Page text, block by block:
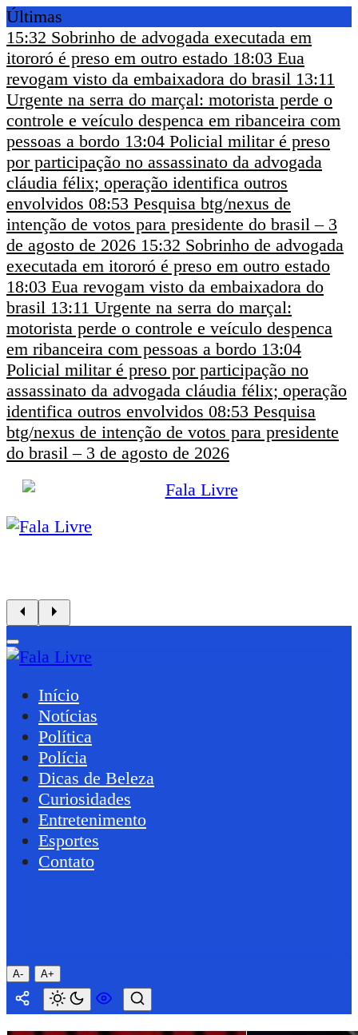
Últimas
15:32 Sobrinho de advogada executada em
itororó é preso em outro estado 18:03 Eua
revogam visto da embaixadora do brasil 13:11
Urgente na serra do marçal: motorista perde o
controle e veículo despenca em ribanceira com
pessoas a bordo 13:04 Policial militar é preso
por participação no assassinato da advogada
cláudia félix; operação identifica outros
envolvidos 08:53 Pesquisa btg/nexus de
intenção de votos para presidente do brasil – 3
de agosto de 2026 15:32 Sobrinho de advogada
executada em itororó é preso em outro estado
18:03 Eua revogam visto da embaixadora do
brasil 13:11 Urgente na serra do marçal:
motorista perde o controle e veículo despenca
em ribanceira com pessoas a bordo 13:04
Policial militar é preso por participação no
assassinato da advogada cláudia félix; operação
identifica outros envolvidos 08:53 Pesquisa
btg/nexus de intenção de votos para presidente
do brasil – 3 de agosto de 2026
Início
Notícias
Política
Polícia
Dicas de Beleza
Curiosidades
Entretenimento
Esportes
Contato
A- A+